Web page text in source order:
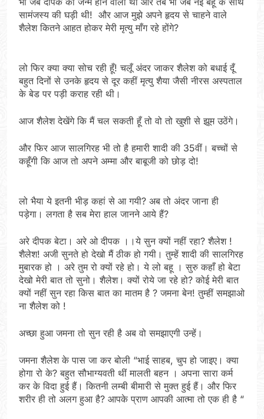
सामंजस्य की घड़ी थी! और आज मुझे अपने हृदय से चाहने वाले
शैलेश कितने आहत होकर मेरी मृत्यु माँग रहे होंगे?
लो फिर क्या क्या सोच रही हूँ! चलूँ अंदर जाकर शैलेश को बधाई दूँ
बहुत दिनों से उनके हृदय से दूर कहीं मृत्यु शैया जैसी नीरस अस्पताल
के बेड पर पड़ी कराह रही थी।
आज शैलेश देखेंगे कि मैं चल सकती हूँ तो वो तो खुशी से झूम उठेंगे।
और फिर आज सालगिरह भी तो है हमारी शादी की 35वीं। बच्चों से
कहूँगी कि आज तो अपने अम्मा और बाबूजी को छोड़ दो!
लो भैया ये इतनी भीड़ कहां से आ गयी? अब तो अंदर जाना ही
पड़ेगा। लगता है सब मेरा हाल जानने आये हैं?
अरे दीपक बेटा। अरे ओ दीपक ।।ये सुन क्यों नहीं रहा? शैलेश !
शैलेश! अजी सुनते हो देखो मैं ठीक हो गयी। तुम्हें शादी की सालगिरह
मुबारक हो । अरे तुम रो क्यों रहे हो। ये लो बहू । सुरु कहाँ हो बेटा
देखो मेरी बात तो सुनो। शैलेश। क्यों रोये जा रहे हो? कोई मेरी बात
क्यों नहीं सुन रहा किस बात का मातम है ? जमना बेन! तुम्हीं समझाओ
ना शैलेश को !
अच्छा हुआ जमना तो सुन रही है अब वो समझाएगी उन्हें।
जमना शैलेश के पास जा कर बोली “भाई साहब, चुप हो जाइए। क्या
होगा रो के? बहुत सौभाग्यवती थीं मालती बहन । अपना सारा कर्म
कर के विदा हुई हैं। कितनी लम्बी बीमारी से मुक्त हुई हैं। और फिर
शरीर ही तो अलग हुआ है? आपके प्राण आपकी आत्मा तो एक ही है “